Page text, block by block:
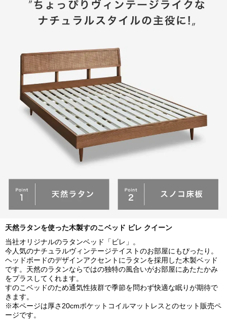
天然ラタンを使った木製すのこベッド ビレ クイーン
当社オリジナルのラタンベッド「ビレ」。
今人気のナチュラルヴィンテージテイストのお部屋にもぴったり。
ヘッドボードのデザインアクセントにラタンを採用した木製ベッド
です。天然のラタンならではの独特の風合いがお部屋にあたたかみ
をプラスしてくれます。
すのこベッドのため通気性抜群で季節を問わず快適な眠りが期待で
きます。
※本ページは厚さ20cmポケットコイルマットレスとのセット販売ペ
ージです。